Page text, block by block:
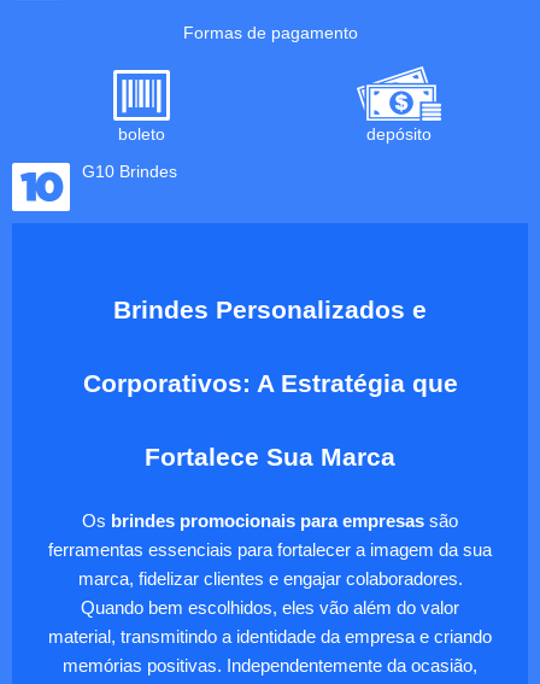
Formas de pagamento
boleto
depósito
G10 Brindes
Brindes Personalizados e
Corporativos: A Estratégia que
Fortalece Sua Marca
Os brindes promocionais para empresas são
ferramentas essenciais para fortalecer a imagem da sua
marca, fidelizar clientes e engajar colaboradores.
Quando bem escolhidos, eles vão além do valor
material, transmitindo a identidade da empresa e criando
memórias positivas. Independentemente da ocasião,